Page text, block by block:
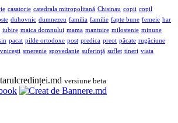
casatorie catedrala mitropolitană Chisinau copii copil
duhovnic dumnezeu familia familie fapte bune femeie har
iubire maica domnului mama mantuire milostenie minune
pacat pilde ortodoxe post predica preot păcate rugăciune
smerenie spovedanie suferinţă suflet tineri viata
versiune beta